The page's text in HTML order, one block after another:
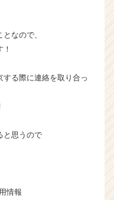
なので、
する際に連絡を取り合っ
と思うので
情報